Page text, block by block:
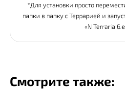
*Для установки просто
папки в папку с Террарией и
«N Terraria
Смотрите также: